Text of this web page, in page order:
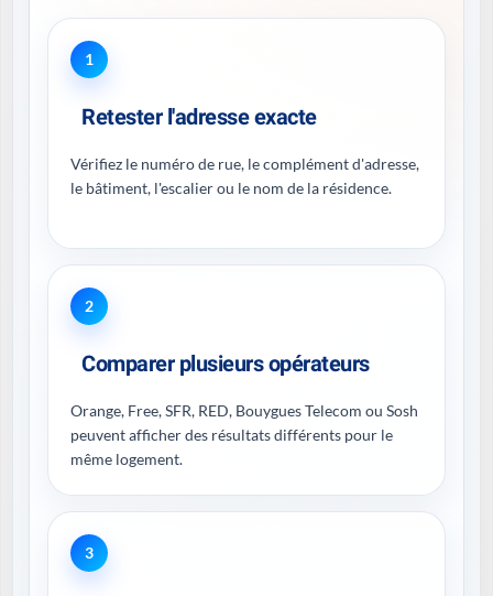
1
Retester l'adresse exacte
Vérifiez le numéro de rue, le complément d'adresse,
le bâtiment, l'escalier ou le nom de la résidence.
2
Comparer plusieurs opérateurs
Orange, Free, SFR, RED, Bouygues Telecom ou Sosh
peuvent afficher des résultats différents pour le
même logement.
3